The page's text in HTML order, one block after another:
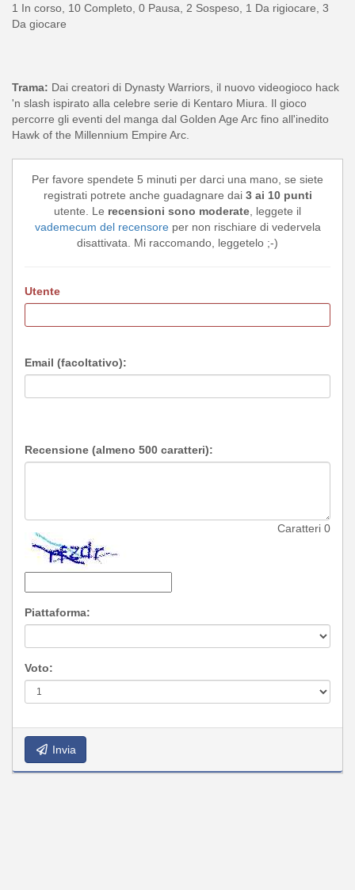
1 In corso, 10 Completo, 0 Pausa, 2 Sospeso, 1 Da rigiocare, 3
Da giocare
Trama: Dai creatori di Dynasty Warriors, il nuovo videogioco hack
'n slash ispirato alla celebre serie di Kentaro Miura. Il gioco
percorre gli eventi del manga dal Golden Age Arc fino all'inedito
Hawk of the Millennium Empire Arc.
Per favore spendete 5 minuti per darci una mano, se siete
registrati potrete anche guadagnare dai 3 ai 10 punti
utente. Le recensioni sono moderate , leggete il
vademecum del recensoreper non rischiare di vedervela
disattivata. Mi raccomando, leggetelo ;-)
Utente
Email (facoltativo):
Recensione (almeno 500 caratteri):
Caratteri 0
Piattaforma:
Voto:
Invia